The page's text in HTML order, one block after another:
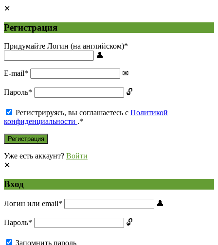
Регистрация
Придумайте Логин (на английском)*
E-mail*
Пароль*
Регистрируясь, вы соглашаетесь с Политикой
конфиденциальности .*
Уже есть аккаунт? Войти
Вход
Логин или email*
Пароль*
Запомнить пароль